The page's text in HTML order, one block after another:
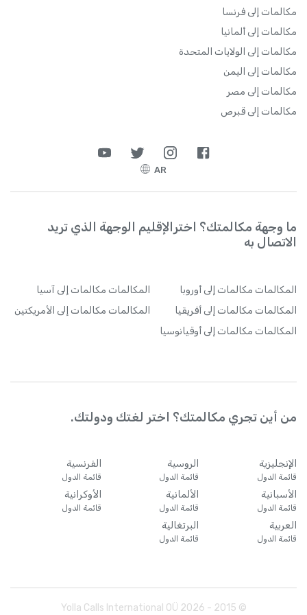
مكالمات إلى فرنسا
مكالمات إلى ألمانيا
مكالمات إلى الولايات المتحدة
مكالمات إلى اليمن
مكالمات إلى مصر
مكالمات إلى قبرص
AR
ما وجهة مكالمتك؟ اخترالإقليم الوجهة الذي تريد
الاتصال به
المكالمات مكالمات إلى أوروبا المكالمات مكالمات إلى آسيا
المكالمات مكالمات إلى أفريقيا المكالمات مكالمات إلى الأمريكتين
المكالمات مكالمات إلى أوقيانوسيا
من أين تجري مكالمتك؟ اختر لغتك ودولتك.
الإنجليزية
قائمة الدول
الروسية
قائمة الدول
الفرنسية
قائمة الدول
الأسبانية
قائمة الدول
الألمانية
قائمة الدول
الأوكرانية
قائمة الدول
العربية
قائمة الدول
البرتغالية
قائمة الدول
© 2015 -
2026